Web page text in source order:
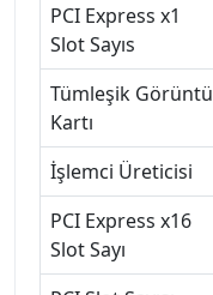
PCI Express x1
Slot Sayıs
Tümleşik Görüntü
Kartı
İşlemci Üreticisi
PCI Express x16
Slot Sayı